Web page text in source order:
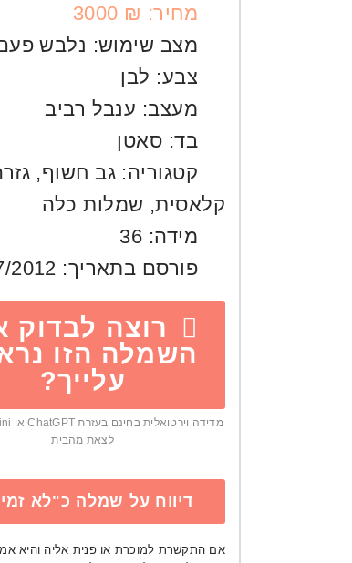
מחיר: ₪ 3000
מצב שימוש: נלבש
צבע: לבן
מעצב: ענבל רביב
בד: סאטן
קטגוריה: גב חשוף,
קלאסית, שמלות כלה
מידה: 36
פורסם בתאריך: 2012
רוצה לבדוק
השמלה הזו
עלייך?
לצאת מהבית
דיווח על שמלה כ"לא
אם התקשרת למוכרת או פנית אליה והיא